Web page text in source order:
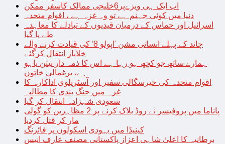
اب ایک ہی ویزےپر6خلیجی ممالک کاسفر ممکن
دنیا میں کوئی جہنم ہے تو وہ غزہ ہے ، اقوام متحدہ
اسرائیل اور حماس کے درمیان قیدیوں کے تبادلے کا معاہدہ
طے پا گیا
چاند کے پہلے انسانی مشن ’اپولو 8‘ کی قیادت کرنے والے
خلاباز انتقال کرگئے
ہمارے ساتھ جو کچھ ہو رہا ہے اس کا ذمہ دار نیتن یاہو
ہے، یرغمالی خاتون
اقوام متحدہ کی خیرسگالی سفیر اور آسٹریلوی اداکارہ کا
غزہ میں جنگ بندی کا مطالبہ
سعودی شہزادہ انتقال کر گیا
پاناما میں پروفیسر نے روڈ بلاک کرنے پر 2 مظاہرین کو گولی
مار کر قتل کردیا
کینیڈا میں یہودی اسکولوں پر فائرنگ
برطانیہ کا اعلیٰ شاہی اعزاز پاکستانی مصنف عارف انیس